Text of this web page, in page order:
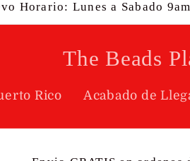
Horario: Lunes a Sabado
The Beads
Rico Acabado de